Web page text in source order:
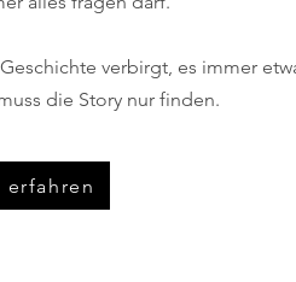
verbirgt, es immer
die Story nur finden.
erfahren